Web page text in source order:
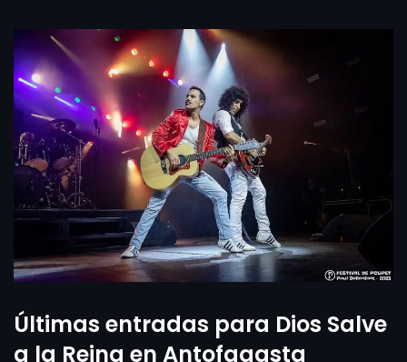
Últimas entradas para Dios Salve
a la Reina en Antofagasta